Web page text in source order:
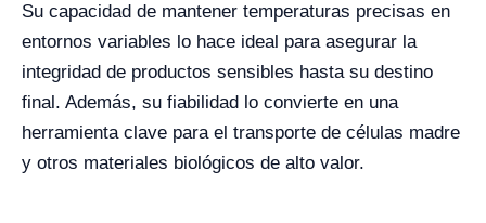
Su capacidad de mantener temperaturas precisas en
entornos variables lo hace ideal para asegurar la
integridad de productos sensibles hasta su destino
final. Además, su fiabilidad lo convierte en una
herramienta clave para el transporte de células madre
y otros materiales biológicos de alto valor.